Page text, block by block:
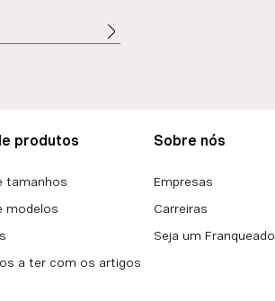
produtos
tamanhos
modelos
a ter com os artigos
Sobre nós
Empresas
Carreiras
Seja um Franqueado